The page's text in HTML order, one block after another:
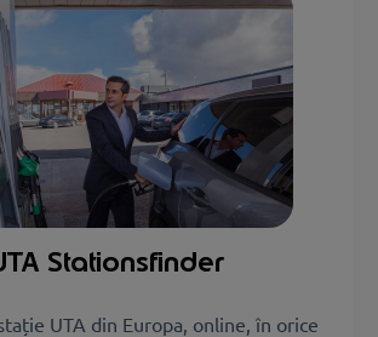
Connection)
4 stații
Stationsfinder
UTA din Europa, online, în orice